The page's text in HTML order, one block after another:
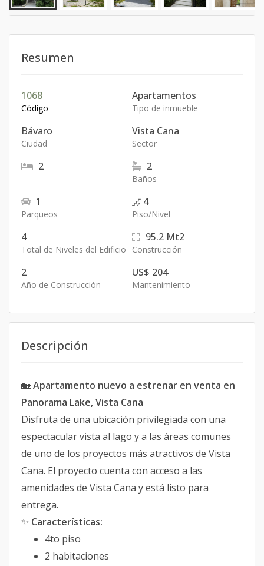
Resumen
1068
Código
Apartamentos
Tipo de inmueble
Bávaro
Ciudad
Vista Cana
Sector
2 2
Baños
1
Parqueos
4
Piso/Nivel
4
Total de Niveles del Edificio
95.2 Mt2
Construcción
2
Año de Construcción
US$ 204
Mantenimiento
Descripción
🏡Apartamento nuevo a estrenar en venta en
Panorama Lake, Vista Cana
Disfruta de una ubicación privilegiada con una
espectacular vista al lago y a las áreas comunes
de uno de los proyectos más atractivos de Vista
Cana. El proyecto cuenta con acceso a las
amenidades de Vista Cana y está listo para
entrega.
✨ Características:
4to piso
2 habitaciones